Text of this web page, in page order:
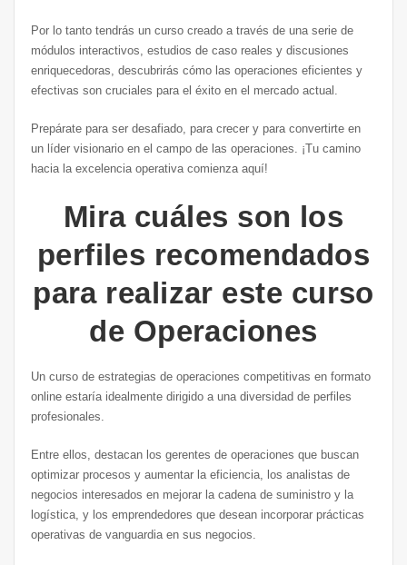
Por lo tanto tendrás un curso creado a través de una serie de
módulos interactivos, estudios de caso reales y discusiones
enriquecedoras, descubrirás cómo las operaciones eficientes y
efectivas son cruciales para el éxito en el mercado actual.
Prepárate para ser desafiado, para crecer y para convertirte en
un líder visionario en el campo de las operaciones. ¡Tu camino
hacia la excelencia operativa comienza aquí!
Mira cuáles son los
perfiles recomendados
para realizar este curso
de Operaciones
Un curso de estrategias de operaciones competitivas en formato
online estaría idealmente dirigido a una diversidad de perfiles
profesionales.
Entre ellos, destacan los gerentes de operaciones que buscan
optimizar procesos y aumentar la eficiencia, los analistas de
negocios interesados en mejorar la cadena de suministro y la
logística, y los emprendedores que desean incorporar prácticas
operativas de vanguardia en sus negocios.